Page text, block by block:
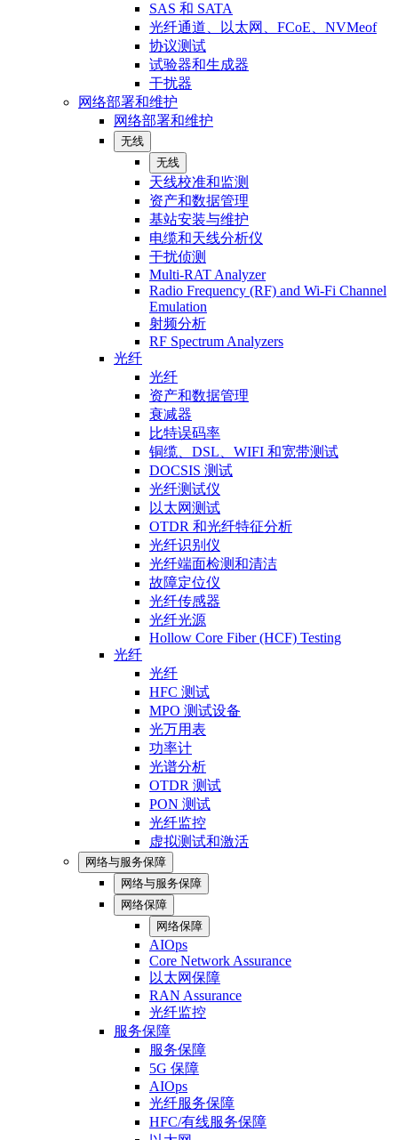
SAS 和 SATA
光纤通道、以太网、FCoE、NVMeof
协议测试
试验器和生成器
干扰器
网络部署和维护
网络部署和维护
无线
无线
天线校准和监测
资产和数据管理
基站安装与维护
电缆和天线分析仪
干扰侦测
Multi-RAT Analyzer
Radio Frequency (RF) and Wi-Fi Channel
Emulation
射频分析
RF Spectrum Analyzers
光纤
光纤
资产和数据管理
衰减器
比特误码率
铜缆、DSL、WIFI 和宽带测试
DOCSIS 测试
光纤测试仪
以太网测试
OTDR 和光纤特征分析
光纤识别仪
光纤端面检测和清洁
故障定位仪
光纤传感器
光纤光源
Hollow Core Fiber (HCF) Testing
光纤
光纤
HFC 测试
MPO 测试设备
光万用表
功率计
光谱分析
OTDR 测试
PON 测试
光纤监控
虚拟测试和激活
网络与服务保障
网络与服务保障
网络保障
网络保障
AIOps
Core Network Assurance
以太网保障
RAN Assurance
光纤监控
服务保障
服务保障
5G 保障
AIOps
光纤服务保障
HFC/有线服务保障